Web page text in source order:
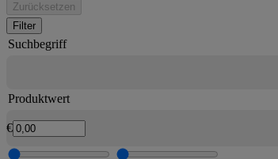
Zurücksetzen
Filter
Suchbegriff
Produktwert
€